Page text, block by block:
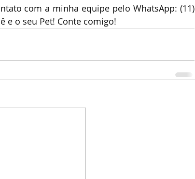
com a minha equipe pelo WhatsApp: (11)
e o seu Pet! Conte comigo!